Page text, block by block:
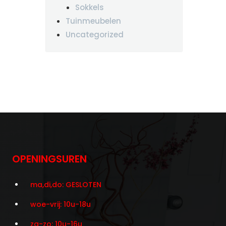
Sokkels
Tuinmeubelen
Uncategorized
OPENINGSUREN
ma,di,do: GESLOTEN
woe-vrij: 10u-18u